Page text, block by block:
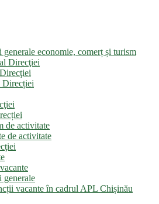
economie, comerț și turism
Direcţiei
Direcției
de activitate
de activitate
generale
vacante în cadrul APL Chișinău